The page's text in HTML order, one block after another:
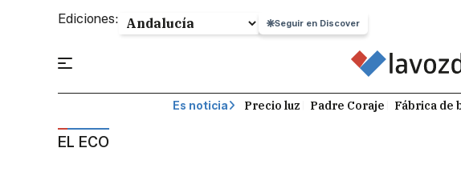
Ediciones: Seguir en Discover
Es noticia Precio luz Padre Coraje Fábrica de
EL ECO